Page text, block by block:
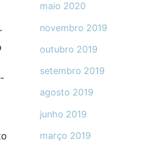
maio 2020
novembro 2019
outubro 2019
setembro 2019
agosto 2019
junho 2019
março 2019